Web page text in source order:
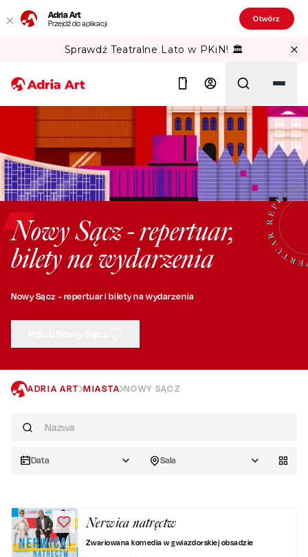
Adria Art
Przejdź do aplikacji Otwórz
Sprawdź Teatralne Lato w PKiN! 🏛️
Szukaj
Nowy Sącz - repertuar,
bilety na wydarzenia
Nowy Sącz - repertuar i bilety na wydarzenia
ADRIA ART MIASTA NOWY SĄCZ
Data Sala
Nerwica natręctw
Zwariowana komedia w gwiazdorskiej obsadzie